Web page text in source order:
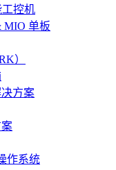
控机
MIO 单板
）
方案
作系统